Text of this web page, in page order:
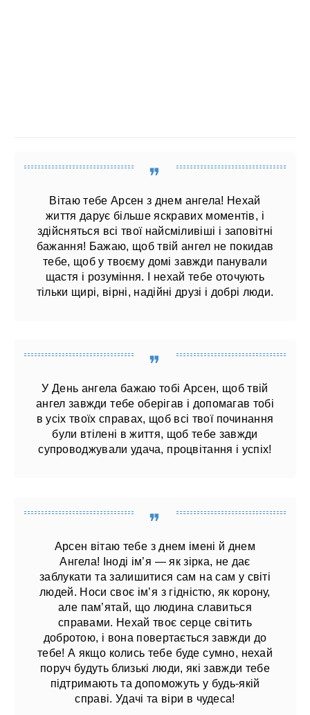
Вітаю тебе Арсен з днем ​​ангела! Нехай
життя дарує більше яскравих моментів, і
здійсняться всі твої найсміливіші і заповітні
бажання! Бажаю, щоб твій ангел не покидав
тебе, щоб у твоєму домі завжди панували
щастя і розуміння. І нехай тебе оточують
тільки щирі, вірні, надійні друзі і добрі люди.
У День ангела бажаю тобі Арсен, щоб твій
ангел завжди тебе оберігав і допомагав тобі
в усіх твоїх справах, щоб всі твої починання
були втілені в життя, щоб тебе завжди
супроводжували удача, процвітання і успіх!
Арсен вітаю тебе з днем імені й днем
Ангела! Іноді ім’я — як зірка, не дає
заблукати та залишитися сам на сам у світі
людей. Носи своє ім’я з гідністю, як корону,
але пам’ятай, що людина славиться
справами. Нехай твоє серце світить
добротою, і вона повертається завжди до
тебе! А якщо колись тебе буде сумно, нехай
поруч будуть близькі люди, які завжди тебе
підтримають та допоможуть у будь-якій
справі. Удачі та віри в чудеса!